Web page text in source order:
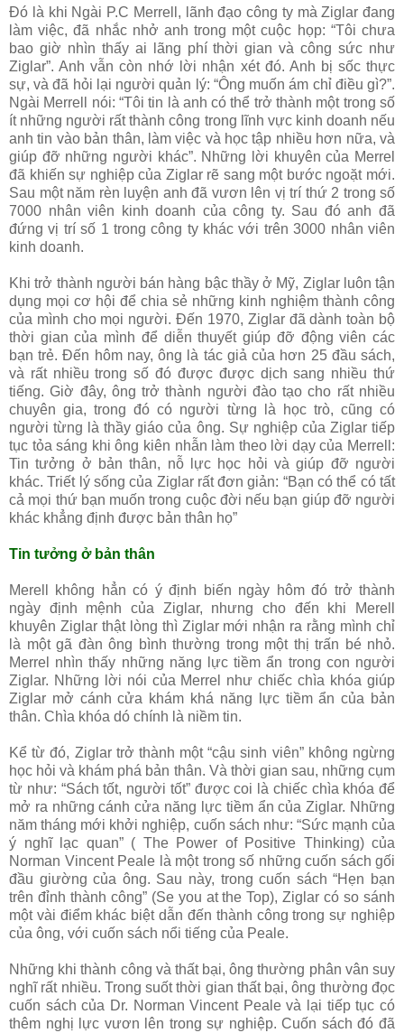
Đó là khi Ngài P.C Merrell, lãnh đạo công ty mà Ziglar đang
làm việc, đã nhắc nhở anh trong một cuộc họp: “Tôi chưa
bao giờ nhìn thấy ai lãng phí thời gian và công sức như
Ziglar”. Anh vẫn còn nhớ lời nhận xét đó. Anh bị sốc thực
sự, và đã hỏi lại người quản lý: “Ông muốn ám chỉ điều gì?”.
Ngài Merrell nói: “Tôi tin là anh có thể trở thành một trong số
ít những người rất thành công trong lĩnh vực kinh doanh nếu
anh tin vào bản thân, làm việc và học tập nhiều hơn nữa, và
giúp đỡ những người khác”. Những lời khuyên của Merrel
đã khiến sự nghiệp của Ziglar rẽ sang một bước ngoặt mới.
Sau một năm rèn luyện anh đã vươn lên vị trí thứ 2 trong số
7000 nhân viên kinh doanh của công ty. Sau đó anh đã
đứng vị trí số 1 trong công ty khác với trên 3000 nhân viên
kinh doanh.
Khi trở thành người bán hàng bậc thầy ở Mỹ, Ziglar luôn tận
dụng mọi cơ hội để chia sẻ những kinh nghiệm thành công
của mình cho mọi người. Đến 1970, Ziglar đã dành toàn bộ
thời gian của mình để diễn thuyết giúp đỡ động viên các
bạn trẻ. Đến hôm nay, ông là tác giả của hơn 25 đầu sách,
và rất nhiều trong số đó được được dịch sang nhiều thứ
tiếng. Giờ đây, ông trở thành người đào tạo cho rất nhiều
chuyên gia, trong đó có người từng là học trò, cũng có
người từng là thầy giáo của ông. Sự nghiệp của Ziglar tiếp
tục tỏa sáng khi ông kiên nhẫn làm theo lời dạy của Merrell:
Tin tưởng ở bản thân, nỗ lực học hỏi và giúp đỡ người
khác. Triết lý sống của Ziglar rất đơn giản: “Bạn có thể có tất
cả mọi thứ bạn muốn trong cuộc đời nếu bạn giúp đỡ người
khác khẳng định được bản thân họ”
Tin tưởng ở bản thân
Merell không hẳn có ý định biến ngày hôm đó trở thành
ngày định mệnh của Ziglar, nhưng cho đến khi Merell
khuyên Ziglar thật lòng thì Ziglar mới nhận ra rằng mình chỉ
là một gã đàn ông bình thường trong một thị trấn bé nhỏ.
Merrel nhìn thấy những năng lực tiềm ẩn trong con người
Ziglar. Những lời nói của Merrel như chiếc chìa khóa giúp
Ziglar mở cánh cửa khám khá năng lực tiềm ẩn của bản
thân. Chìa khóa dó chính là niềm tin.
Kể từ đó, Ziglar trở thành một “cậu sinh viên” không ngừng
học hỏi và khám phá bản thân. Và thời gian sau, những cụm
từ như: “Sách tốt, người tốt” được coi là chiếc chìa khóa để
mở ra những cánh cửa năng lực tiềm ẩn của Ziglar. Những
năm tháng mới khởi nghiệp, cuốn sách như: “Sức mạnh của
ý nghĩ lạc quan” ( The Power of Positive Thinking) của
Norman Vincent Peale là một trong số những cuốn sách gối
đầu giường của ông. Sau này, trong cuốn sách “Hẹn bạn
trên đỉnh thành công” (Se you at the Top), Ziglar có so sánh
một vài điểm khác biệt dẫn đến thành công trong sự nghiệp
của ông, với cuốn sách nổi tiếng của Peale.
Những khi thành công và thất bại, ông thường phân vân suy
nghĩ rất nhiều. Trong suốt thời gian thất bại, ông thường đọc
cuốn sách của Dr. Norman Vincent Peale và lại tiếp tục có
thêm nghị lực vươn lên trong sự nghiệp. Cuốn sách đó đã